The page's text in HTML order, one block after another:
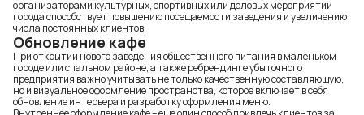
организаторами культурных, спортивных или деловых мероприятий
города способствует повышению посещаемости заведения и увеличению
числа постоянных клиентов.
Обновление кафе
При открытии нового заведения общественного питания в маленьком
городе или спальном районе, а также ребрендинге убыточного
предприятия важно учитывать не только качественную составляющую,
но и визуальное оформление пространства, которое включает в себя
обновление интерьера и разработку оформления меню.